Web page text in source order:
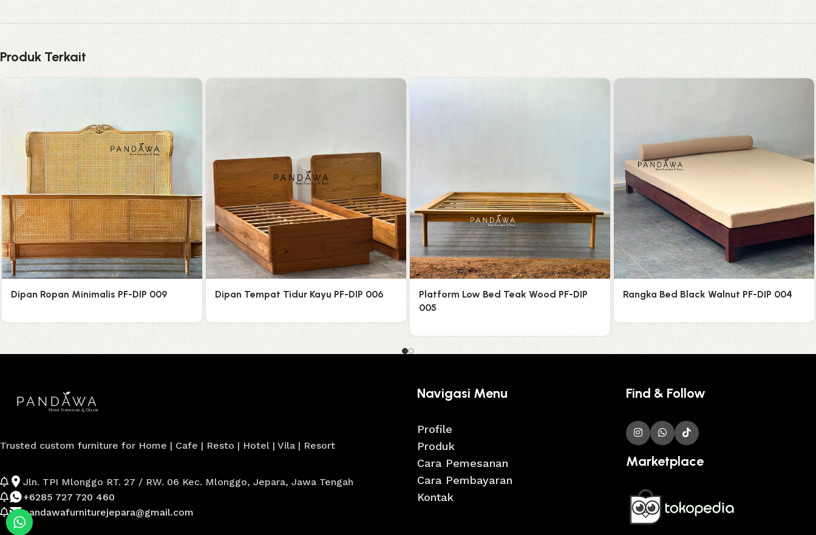
Produk Terkait
Dipan Ropan Minimalis PF-DIP 009 Dipan Tempat Tidur Kayu PF-DIP 006
Platform Low Bed Teak Wood PF-DIP
005
Rangka Bed Black Walnut PF-DIP 004
Trusted custom furniture for Home | Cafe | Resto | Hotel | Vila | Resort
Jln. TPI Mlonggo RT. 27 / RW. 06 Kec. Mlonggo, Jepara, Jawa Tengah
+6285 727 720 460
pandawafurniturejepara@gmail.com
Navigasi Menu
Profile
Produk
Cara Pemesanan
Cara Pembayaran
Kontak
Find & Follow
Marketplace